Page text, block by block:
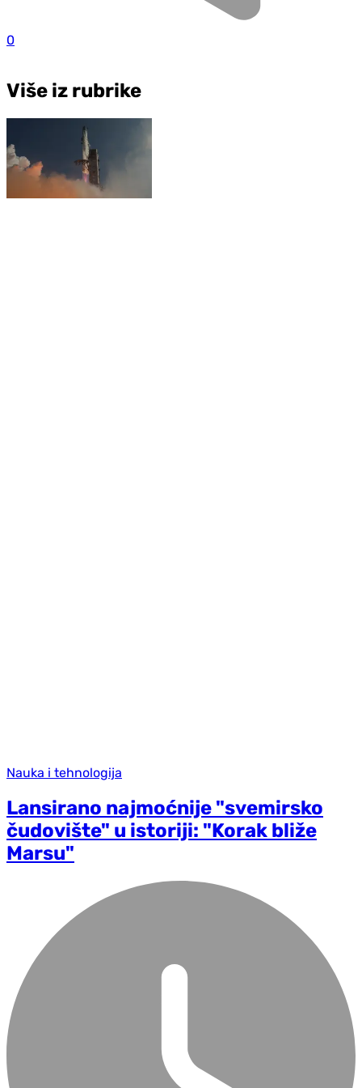
0
Više iz rubrike
Nauka i tehnologija
Lansirano najmoćnije "svemirsko
čudovište" u istoriji: "Korak bliže
Marsu"